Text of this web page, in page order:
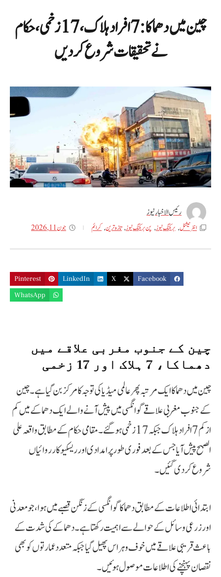
چین میں دھماکا: 7 افراد ہلاک، 17 زخمی، حکام
نے تحقیقات شروع کر دیں
رئیس الاخبار نیوز
انٹر نیشنل, بریکنگ نیوز, پن بریکنگ نیوز,تازه ترین, کرائم جون 11, 2026
Facebook
X
LinkedIn
Pinterest
WhatsApp
چین کے جنوب مغربی علاقے میں
دھماکا، 7 ہلاک اور 17 زخمی
چین میں دھماکا ایک مرتبہ پھر عالمی میڈیا کی توجہ کا مرکز بن گیا ہے۔ چین
کے جنوب مغربی علاقے گوانگسی میں پیش آنے والے ایک دھماکے میں کم
از کم 7 افراد ہلاک جبکہ 17 زخمی ہوگئے۔ مقامی حکام کے مطابق واقعہ علی
الصبح پیش آیا جس کے بعد فوری طور پر امدادی اور ریسکیو کارروائیاں
شروع کر دی گئیں۔
ابتدائی اطلاعات کے مطابق دھماکا گوانگسی کے زنگن قصبے میں ہوا، جو معدنی
اور زرعی وسائل کے حوالے سے اہمیت رکھتا ہے۔ دھماکے کی شدت کے
باعث قریبی علاقے میں خوف و ہراس پھیل گیا جبکہ متعدد عمارتوں کو بھی
نقصان پہنچنے کی اطلاعات موصول ہوئیں۔